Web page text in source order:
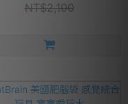
NT$2,100